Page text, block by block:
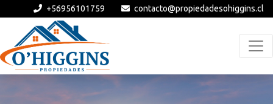
+56956101759 contacto@propiedadesohiggins.cl